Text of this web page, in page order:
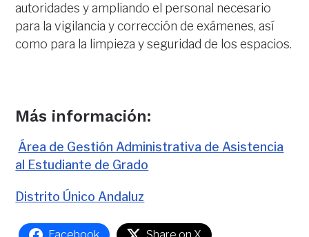
autoridades y ampliando el personal necesario
para la vigilancia y corrección de exámenes, así
como para la limpieza y seguridad de los espacios.
Más información:
Área de Gestión Administrativa de Asistencia
al Estudiante de Grado
Distrito Único Andaluz